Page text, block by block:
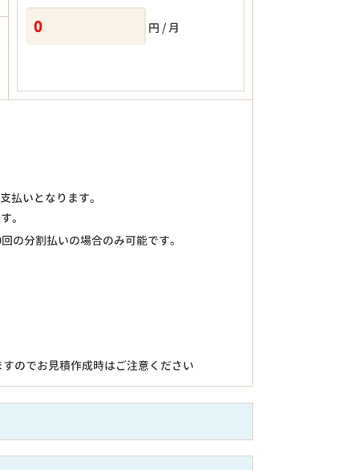
円 / 月
払いとなります。
。
の分割払いの場合のみ可能です。
のでお見積作成時はご注意ください